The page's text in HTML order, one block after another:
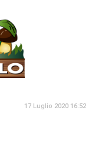
17 Luglio 2020 16:52